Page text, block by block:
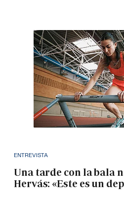
ENTREVISTA
Una tarde con la bala
Hervás: «Este es un